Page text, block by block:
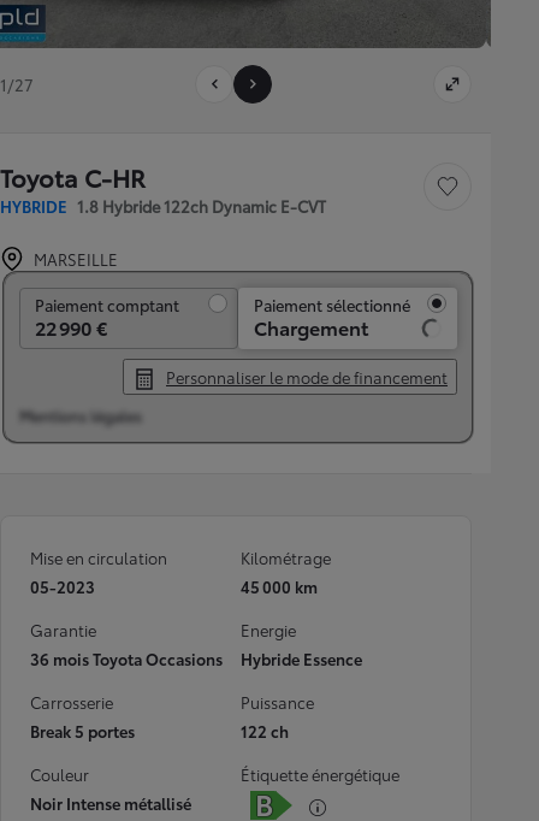
1/27
Toyota C-HR
HYBRIDE 1.8 Hybride 122ch Dynamic E-CVT
Sauvegarder le
MARSEILLE
Paiement comptant
22 990 €
Paiement sélectionné
Chargement
Personnaliser le mode de financement
Mentions légales
Mise en circulation
05-2023
Kilométrage
45 000 km
Garantie
36 mois Toyota Occasions
Energie
Hybride Essence
Carrosserie
Break 5 portes
Puissance
122 ch
Couleur
Noir Intense métallisé
Étiquette énergétique